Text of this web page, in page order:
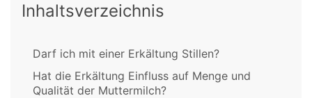
Inhaltsverzeichnis
Darf ich mit einer Erkältung Stillen?
Hat die Erkältung Einfluss auf Menge und
Qualität der Muttermilch?